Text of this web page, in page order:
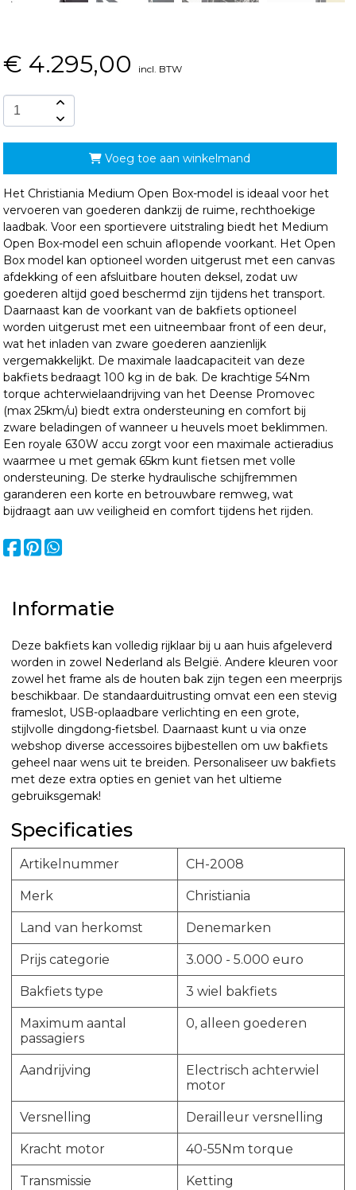
€ 4.295,00 incl. BTW
Voeg toe aan winkelmand
Het Christiania Medium Open Box-model is ideaal voor het
vervoeren van goederen dankzij de ruime, rechthoekige
laadbak. Voor een sportievere uitstraling biedt het Medium
Open Box-model een schuin aflopende voorkant. Het Open
Box model kan optioneel worden uitgerust met een canvas
afdekking of een afsluitbare houten deksel, zodat uw
goederen altijd goed beschermd zijn tijdens het transport.
Daarnaast kan de voorkant van de bakfiets optioneel
worden uitgerust met een uitneembaar front of een deur,
wat het inladen van zware goederen aanzienlijk
vergemakkelijkt. De maximale laadcapaciteit van deze
bakfiets bedraagt 100 kg in de bak. De krachtige 54Nm
torque achterwielaandrijving van het Deense Promovec
(max 25km/u) biedt extra ondersteuning en comfort bij
zware beladingen of wanneer u heuvels moet beklimmen.
Een royale 630W accu zorgt voor een maximale actieradius
waarmee u met gemak 65km kunt fietsen met volle
ondersteuning. De sterke hydraulische schijfremmen
garanderen een korte en betrouwbare remweg, wat
bijdraagt aan uw veiligheid en comfort tijdens het rijden.
Informatie
Deze bakfiets kan volledig rijklaar bij u aan huis afgeleverd
worden in zowel Nederland als België. Andere kleuren voor
zowel het frame als de houten bak zijn tegen een meerprijs
beschikbaar. De standaarduitrusting omvat een een stevig
frameslot, USB-oplaadbare verlichting en een grote,
stijlvolle dingdong-fietsbel. Daarnaast kunt u via onze
webshop diverse accessoires bijbestellen om uw bakfiets
geheel naar wens uit te breiden. Personaliseer uw bakfiets
met deze extra opties en geniet van het ultieme
gebruiksgemak!
Specificaties
Artikelnummer CH-2008
Merk Christiania
Land van herkomst Denemarken
Prijs categorie 3.000 - 5.000 euro
Bakfiets type 3 wiel bakfiets
Maximum aantal
passagiers
0, alleen goederen
Aandrijving
Electrisch achterwiel
motor
Versnelling Derailleur versnelling
Kracht motor 40-55Nm torque
Transmissie Ketting